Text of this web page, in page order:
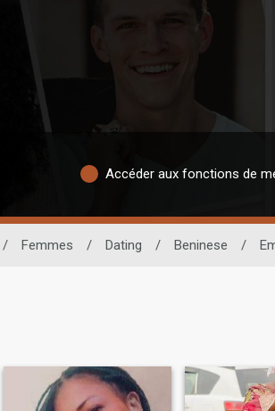
Accéder aux fonctions de
/ Femmes / Dating / Beninese /